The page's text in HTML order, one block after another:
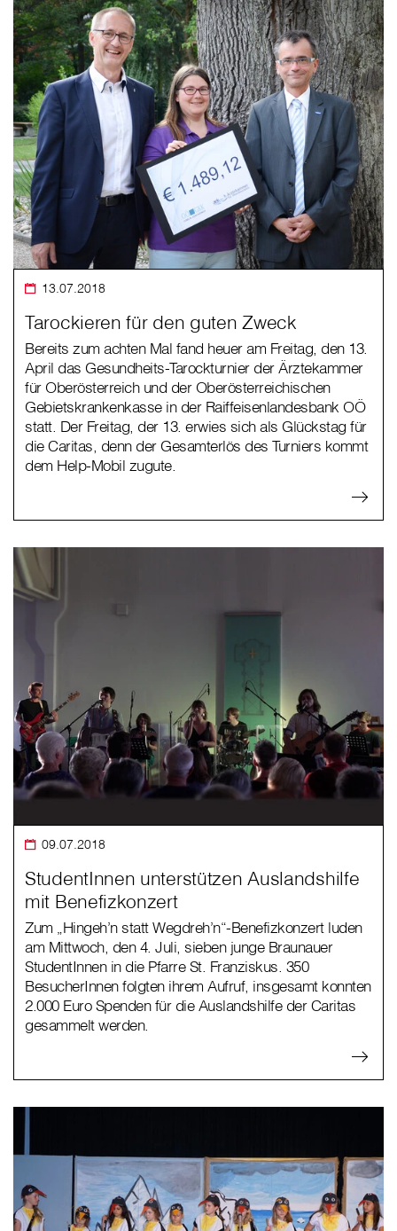
13.07.2018
Tarockieren für den guten Zweck
Bereits zum achten Mal fand heuer am Freitag, den 13.
April das Gesundheits-Tarockturnier der Ärztekammer
für Oberösterreich und der Oberösterreichischen
Gebietskrankenkasse in der Raiffeisenlandesbank OÖ
statt. Der Freitag, der 13. erwies sich als Glückstag für
die Caritas, denn der Gesamterlös des Turniers kommt
dem Help-Mobil zugute.
09.07.2018
StudentInnen unterstützen Auslandshilfe
mit Benefizkonzert
Zum „Hingeh’n statt Wegdreh’n“-Benefizkonzert luden
am Mittwoch, den 4. Juli, sieben junge Braunauer
StudentInnen in die Pfarre St. Franziskus. 350
BesucherInnen folgten ihrem Aufruf, insgesamt konnten
2.000 Euro Spenden für die Auslandshilfe der Caritas
gesammelt werden.